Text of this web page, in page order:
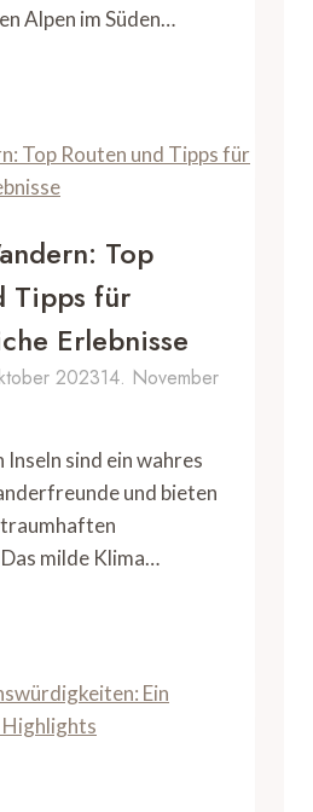
Alpen im Süden…
Top
Tipps für
Erlebnisse
202314. November
Inseln sind ein wahres
und bieten
traumhaften
milde Klima…